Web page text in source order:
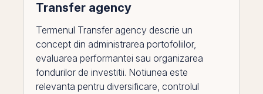
Transfer agency
Termenul Transfer agency descrie un
concept din administrarea portofoliilor,
evaluarea performantei sau organizarea
fondurilor de investitii. Notiunea este
relevanta pentru diversificare, controlul